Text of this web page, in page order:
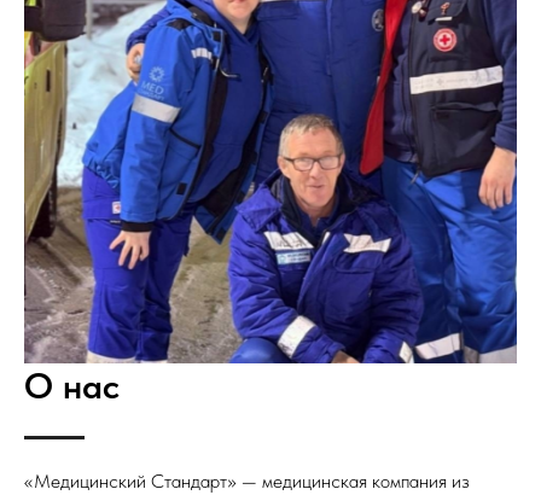
О нас
«Медицинский Стандарт» — медицинская компания из